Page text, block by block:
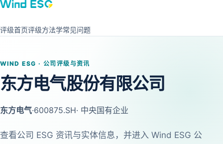
评级首页评级方法学常见问题
WIND ESG · 公司评级与资讯
东方电气股份有限公司
东方电气·600875.SH· 中央国有企业
查看公司 ESG 资讯与实体信息，并进入 Wind ESG 公